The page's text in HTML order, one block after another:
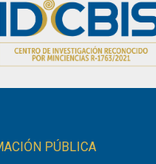
PÚBLICA